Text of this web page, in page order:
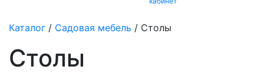
Каталог / Садовая мебель / Столы
Столы